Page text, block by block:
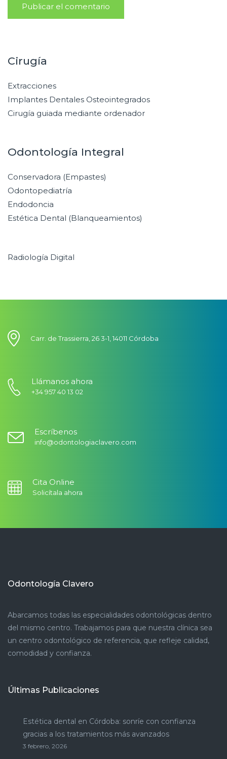
Cirugía
Extracciones
Implantes Dentales Osteointegrados
Cirugía guiada mediante ordenador
Odontología Integral
Conservadora (Empastes)
Odontopediatría
Endodoncia
Estética Dental (Blanqueamientos)
Radiología Digital
Carr. de Trassierra, 26 3-1, 14011 Córdoba
Llámanos ahora
+34 957 40 13 02
Escríbenos
info@odontologiaclavero.com
Cita Online
Solicítala ahora
Odontología Clavero
Abarcamos todas las especialidades odontológicas dentro
del mismo centro. Trabajamos para que nuestra clínica sea
un centro odontológico de referencia, que refleje calidad,
comodidad y confianza.
Últimas Publicaciones
Estética dental en Córdoba: sonríe con confianza
gracias a los tratamientos más avanzados
3 febrero, 2026